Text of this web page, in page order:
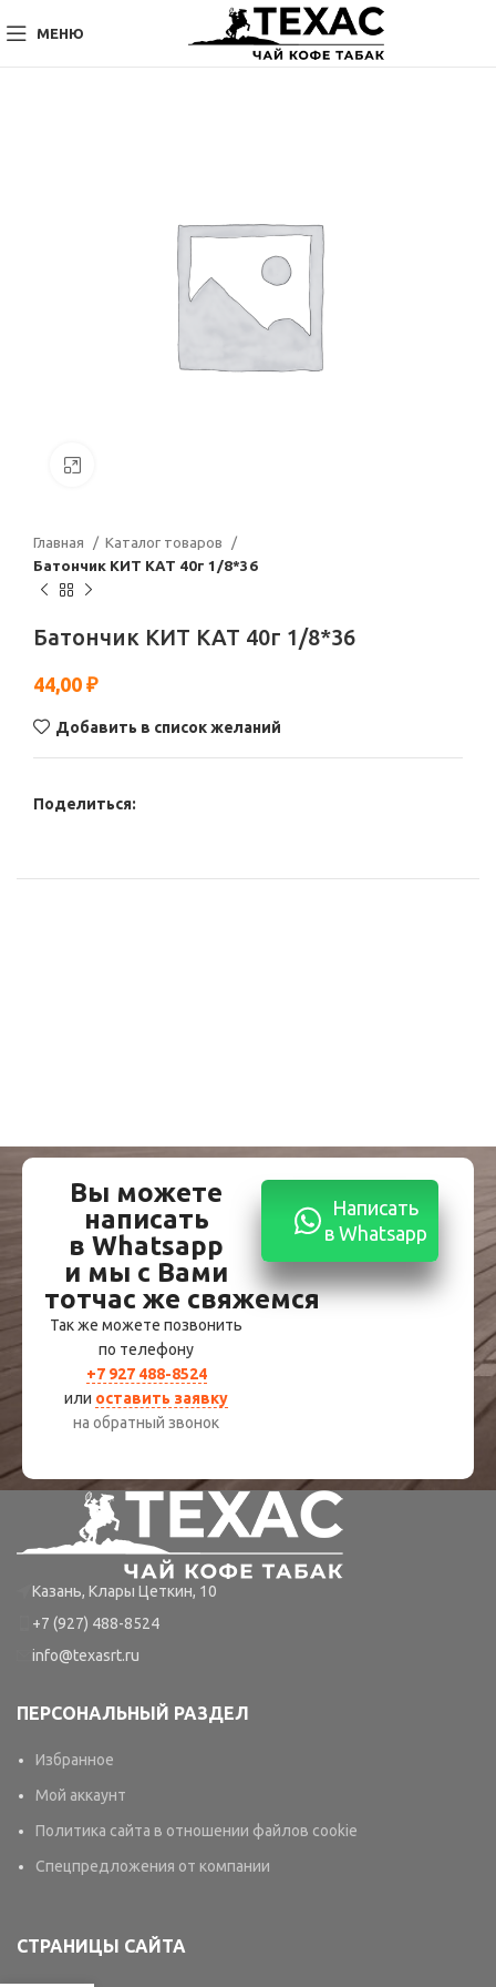
МЕНЮ
Главная
Каталог товаров
Батончик КИТ КАТ 40г 1/8*36
Батончик КИТ КАТ 40г 1/8*36
44,00 ₽
Добавить в список желаний
Поделиться:
Вы можете
написать
в Whatsapp
и мы с Вами
тотчас же свяжемся
Так же можете позвонить
по телефону
+7 927 488-8524
или оставить заявку
на обратный звонок
Написать
в Whatsapp
Казань, Клары Цеткин, 10
+7 (927) 488-8524
info@texasrt.ru
ПЕРСОНАЛЬНЫЙ РАЗДЕЛ
Избранное
Мой аккаунт
Политика сайта в отношении файлов cookie
Спецпредложения от компании
СТРАНИЦЫ САЙТА